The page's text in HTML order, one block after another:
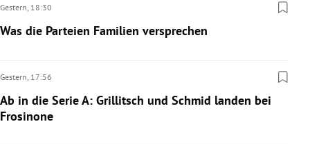
Gestern, 18:30
Was die Parteien Familien versprechen
Gestern, 17:56
Ab in die Serie A: Grillitsch und Schmid landen bei
Frosinone